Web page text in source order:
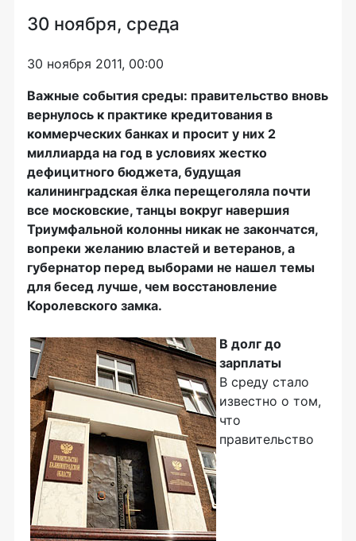
30 ноября, среда
30 ноября 2011, 00:00
Важные события среды: правительство вновь
вернулось к практике кредитования в
коммерческих банках и просит у них 2
миллиарда на год в условиях жестко
дефицитного бюджета, будущая
калининградская ёлка перещеголяла почти
все московские, танцы вокруг навершия
Триумфальной колонны никак не закончатся,
вопреки желанию властей и ветеранов, а
губернатор перед выборами не нашел темы
для бесед лучше, чем восстановление
Королевского замка.
В долг до
зарплаты
В среду стало
известно о том,
что
правительство